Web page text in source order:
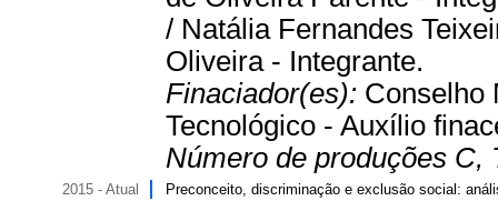
/ Natália Fernandes
Oliveira - Integrante.
Finaciador(es): Conselho
Tecnológico - Auxílio
Número de produções C,
2015 - Atual Preconceito, discriminação e exclusão social: